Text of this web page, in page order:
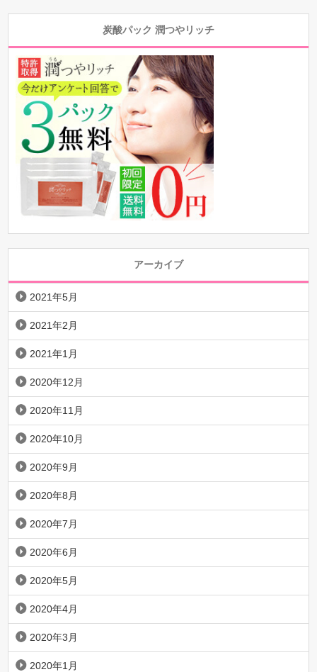
炭酸パック 潤つやリッチ
アーカイブ
2021年5月
2021年2月
2021年1月
2020年12月
2020年11月
2020年10月
2020年9月
2020年8月
2020年7月
2020年6月
2020年5月
2020年4月
2020年3月
2020年1月